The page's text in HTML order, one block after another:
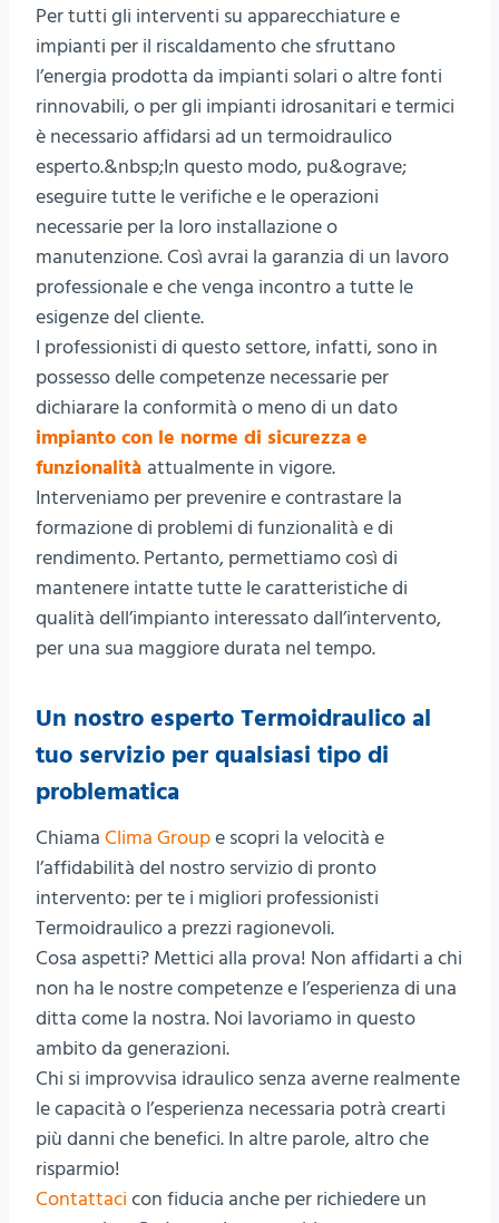
Per tutti gli interventi su apparecchiature e
impianti per il riscaldamento che sfruttano
l’energia prodotta da impianti solari o altre fonti
rinnovabili, o per gli impianti idrosanitari e termici
è necessario affidarsi ad un termoidraulico
esperto.&nbsp;In questo modo, pu&ograve;
eseguire tutte le verifiche e le operazioni
necessarie per la loro installazione o
manutenzione. Così avrai la garanzia di un lavoro
professionale e che venga incontro a tutte le
esigenze del cliente.
I professionisti di questo settore, infatti, sono in
possesso delle competenze necessarie per
dichiarare la conformità o meno di un dato
impianto con le norme di sicurezza e
funzionalità attualmente in vigore.
Interveniamo per prevenire e contrastare la
formazione di problemi di funzionalità e di
rendimento. Pertanto, permettiamo così di
mantenere intatte tutte le caratteristiche di
qualità dell’impianto interessato dall’intervento,
per una sua maggiore durata nel tempo.
Un nostro esperto Termoidraulico al
tuo servizio per qualsiasi tipo di
problematica
Chiama Clima Groupe scopri la velocità e
l’affidabilità del nostro servizio di pronto
intervento: per te i migliori professionisti
Termoidraulico a prezzi ragionevoli.
Cosa aspetti? Mettici alla prova! Non affidarti a chi
non ha le nostre competenze e l’esperienza di una
ditta come la nostra. Noi lavoriamo in questo
ambito da generazioni.
Chi si improvvisa idraulico senza averne realmente
le capacità o l’esperienza necessaria potrà crearti
più danni che benefici. In altre parole, altro che
risparmio!
Contattaci con fiducia anche per richiedere un